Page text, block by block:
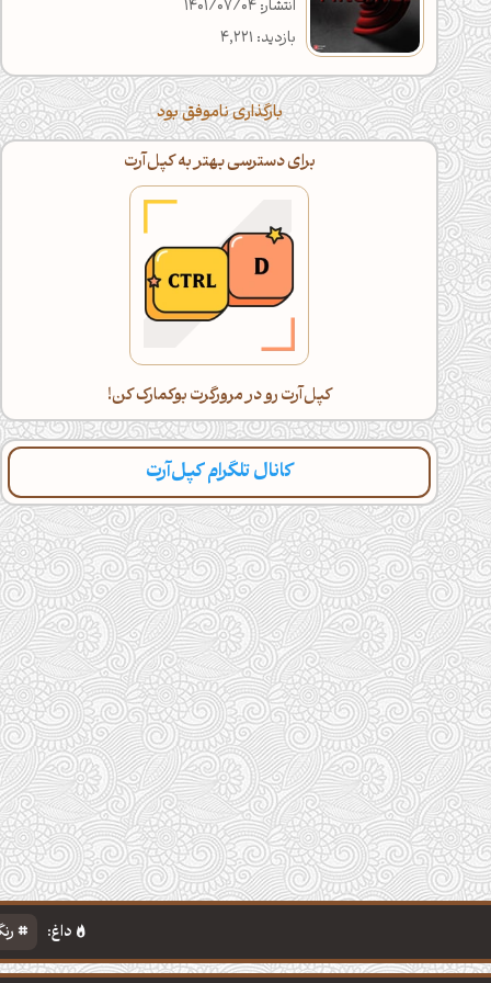
انتشار: 1401/07/04
بازدید: 4,221
بارگذاری ناموفق بود
اگه خسته شدی، با گوشی ادامه بده!
دراز بکش و کپل‌آرت رو اسکرول کن(:
کانال تلگرام کپل‌آرت
داغ: